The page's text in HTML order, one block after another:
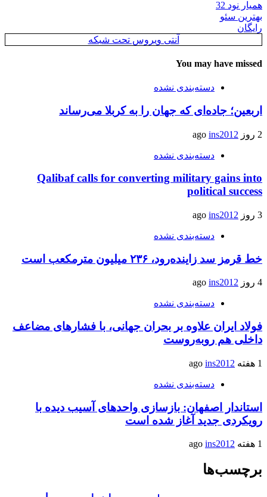
همیار نود 32
بهترین سئو
رایگان
آنتی ویروس تحت شبکه
You may have missed
دسته‌بندی نشده
اربعین؛ جاده‌ای که جهان را به کربلا می‌رساند
2 روز ago ins2012
دسته‌بندی نشده
Qalibaf calls for converting military gains into
political success
3 روز ago ins2012
دسته‌بندی نشده
خط قرمز سد زاینده‌رود، ۲۳۶ میلیون مترمکعب است
4 روز ago ins2012
دسته‌بندی نشده
فولاد ایران علاوه بر بحران جهانی، با فشارهای مضاعف
داخلی هم روبه‌روست
1 هفته ago ins2012
دسته‌بندی نشده
استاندار اصفهان: بازسازی واحدهای آسیب دیده با
رویکردی جدید آغاز شده است
1 هفته ago ins2012
برچسب‌ها